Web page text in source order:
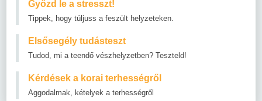
Győzd le a stresszt!
Tippek, hogy túljuss a feszült helyzeteken.
Elsősegély tudásteszt
Tudod, mi a teendő vészhelyzetben? Teszteld!
Kérdések a korai terhességről
Aggodalmak, kételyek a terhességről